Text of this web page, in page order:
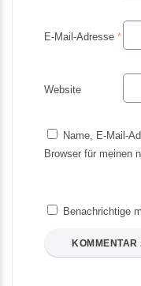
E-Mail-Adresse *
Website
Name, E-Mail-
Browser für meinen
Benachrichtige